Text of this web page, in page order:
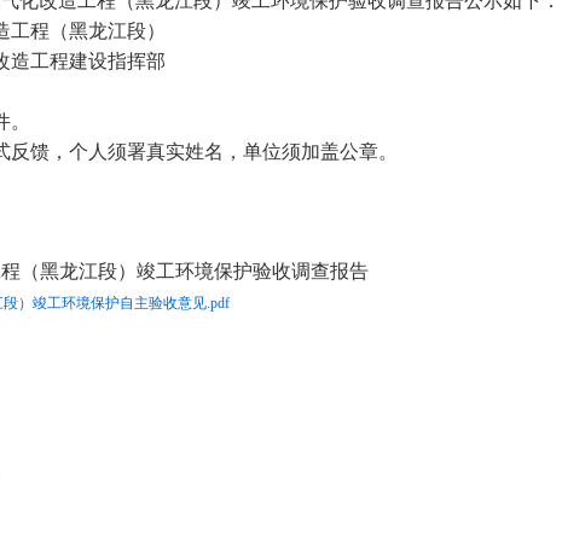
程（黑龙江段）
造工程建设指挥部
馈，个人须署真实姓名，单位须加盖公章。
（黑龙江段）竣工环境保护验收调查报告
）竣工环境保护自主验收意见.pdf